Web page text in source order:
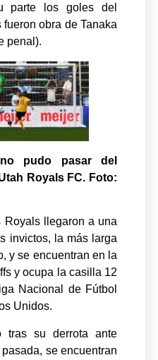
parte los goles del
obra de Tanaka
penal).
no pudo pasar del
Royals FC. Foto:
Royals llegaron a una
invictos, la más larga
y se encuentran en la
y ocupa la casilla 12
Nacional de Fútbol
Unidos.
tras su derrota ante
se encuentran